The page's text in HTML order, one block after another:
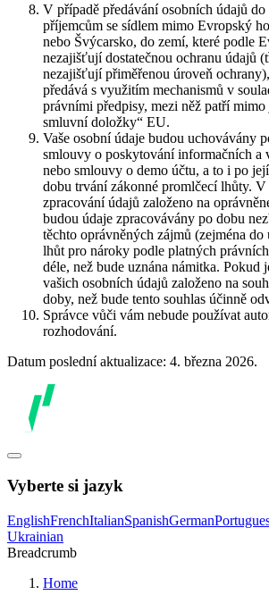
V případě předávání osobních údajů
příjemcům se sídlem mimo Evropský
nebo Švýcarsko, do zemí, které podle
nezajišťují dostatečnou ochranu údajů
nezajišťují přiměřenou úroveň
předává s využitím mechanismů v
právními předpisy, mezi něž patří mimo
smluvní doložky“ EU.
Vaše osobní údaje budou uchovávány
smlouvy o poskytování informačních a
nebo smlouvy o demo účtu, a to i po
dobu trvání zákonné promlčecí lhůty.
zpracování údajů založeno na
budou údaje zpracovávány po dobu
těchto oprávněných zájmů (zejména
lhůt pro nároky podle platných
déle, než bude uznána námitka. Pokud
vašich osobních údajů založeno na
doby, než bude tento souhlas účinně
Správce vůči vám nebude používat
rozhodování.
Datum poslední aktualizace: 4. března 2026.
Vyberte si jazyk
EnglishFrenchItalianSpanishGerman
Ukrainian
Breadcrumb
Home